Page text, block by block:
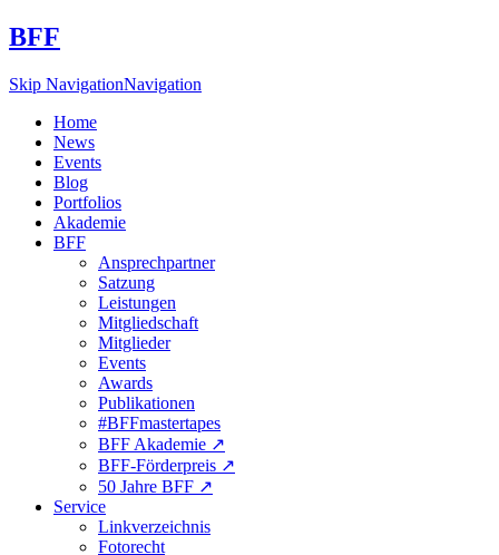
BFF
Skip NavigationNavigation
Home
News
Events
Blog
Portfolios
Akademie
BFF
Ansprechpartner
Satzung
Leistungen
Mitgliedschaft
Mitglieder
Events
Awards
Publikationen
#BFFmastertapes
BFF Akademie ↗︎
BFF-Förderpreis ↗︎
50 Jahre BFF ↗︎
Service
Linkverzeichnis
Fotorecht